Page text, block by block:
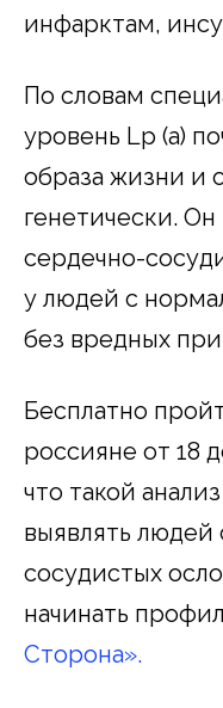
инфарктам,
По словам
уровень Lp (a)
образа жизни и
генетически.
сердечно-
у людей с
без вредных
Бесплатно
россияне от 18
что такой
выявлять
сосудистых
начинать
Cторона».